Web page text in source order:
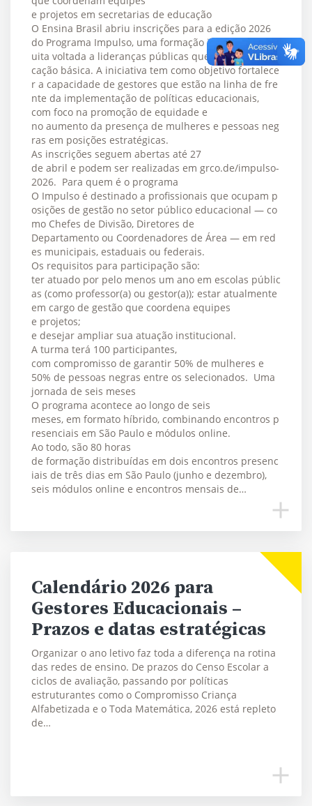
e projetos em secretarias de educação
O Ensina Brasil abriu inscrições para a edição 2026
do Programa Impulso, uma formação intensiva e grat
uita voltada a lideranças públicas que atuam na edu
cação básica. A iniciativa tem como objetivo fortalece
r a capacidade de gestores que estão na linha de fre
nte da implementação de políticas educacionais,
com foco na promoção de equidade e
no aumento da presença de mulheres e pessoas neg
ras em posições estratégicas.
As inscrições seguem abertas até 27
de abril e podem ser realizadas em grco.de/impulso-
2026. Para quem é o programa
O Impulso é destinado a profissionais que ocupam p
osições de gestão no setor público educacional — co
mo Chefes de Divisão, Diretores de
Departamento ou Coordenadores de Área — em red
es municipais, estaduais ou federais.
Os requisitos para participação são:
ter atuado por pelo menos um ano em escolas públic
as (como professor(a) ou gestor(a)); estar atualmente
em cargo de gestão que coordena equipes
e projetos;
e desejar ampliar sua atuação institucional.
A turma terá 100 participantes,
com compromisso de garantir 50% de mulheres e
50% de pessoas negras entre os selecionados. Uma
jornada de seis meses
O programa acontece ao longo de seis
meses, em formato híbrido, combinando encontros p
resenciais em São Paulo e módulos online.
Ao todo, são 80 horas
de formação distribuídas em dois encontros presenc
iais de três dias em São Paulo (junho e dezembro),
seis módulos online e encontros mensais de…
Calendário 2026 para
Gestores Educacionais –
Prazos e datas estratégicas
Organizar o ano letivo faz toda a diferença na rotina
das redes de ensino. De prazos do Censo Escolar a
ciclos de avaliação, passando por políticas
estruturantes como o Compromisso Criança
Alfabetizada e o Toda Matemática, 2026 está repleto
de…